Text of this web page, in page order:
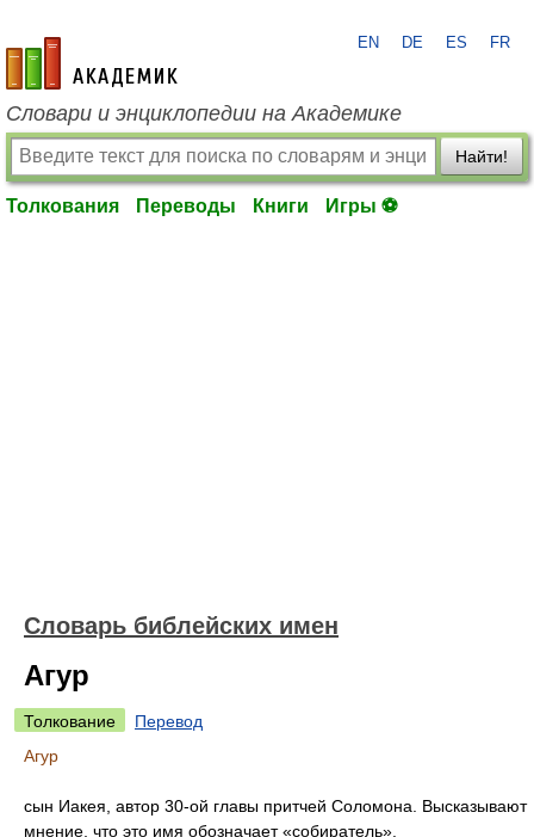
academic.ru
EN DE ES FR
Словари и энциклопедии на Академике
Найти!
Толкования Переводы Книги Игры ⚽
Словарь библейских имен
Агур
Толкование
Перевод
Агур
сын Иакея, автор 30-ой главы притчей Соломона. Высказывают
мнение, что это имя обозначает «собиратель».